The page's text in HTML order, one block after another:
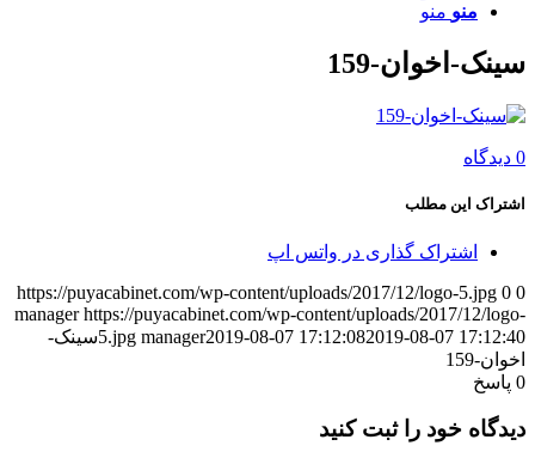
منو منو
سینک-اخوان-159
0 دیدگاه
اشتراک این مطلب
اشتراک گذاری در واتس اپ
https://puyacabinet.com/wp-content/uploads/2017/12/logo-5.jpg 0 0
manager https://puyacabinet.com/wp-content/uploads/2017/12/logo-
5.jpg manager2019-08-07 17:12:082019-08-07 17:12:40
سینک-
اخوان-159
0 پاسخ
دیدگاه خود را ثبت کنید